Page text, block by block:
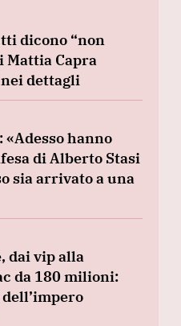
dicono “non
Mattia Capra
dettagli
«Adesso hanno
di Alberto Stasi
sia arrivato a una
dai vip alla
da 180 milioni: